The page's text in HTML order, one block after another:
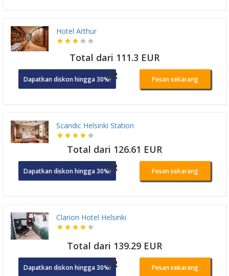
Hotel Arthur
Total dari 111.3 EUR
Dapatkan diskon hingga 30%!OR Pesan sekarang
Scandic Helsinki Station
Total dari 126.61 EUR
Dapatkan diskon hingga 30%!OR Pesan sekarang
Clarion Hotel Helsinki
Total dari 139.29 EUR
Dapatkan diskon hingga 30%!OR Pesan sekarang